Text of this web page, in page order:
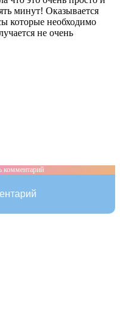
минут! Оказывается
которые необходимо
не очень
комментарий